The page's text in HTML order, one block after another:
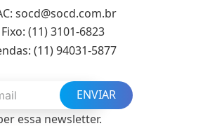
socd@socd.com.br
Fixo: (11) 3101-6823
(11) 94031-5877
ENVIAR
essa newsletter.